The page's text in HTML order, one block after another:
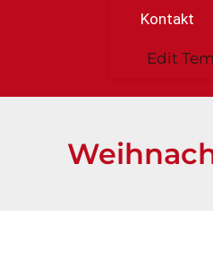
Kontakt
Edit